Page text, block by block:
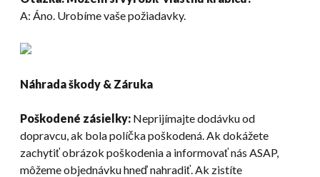
A: Áno. Urobíme vaše požiadavky.
Náhrada škody & Záruka
Poškodené zásielky: Neprijímajte dodávku od
dopravcu, ak bola políčka poškodená. Ak dokážete
zachytiť obrázok poškodenia a informovať nás ASAP,
môžeme objednávku hneď nahradiť. Ak zistíte